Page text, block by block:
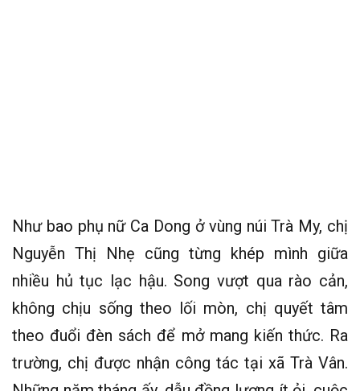
Như bao phụ nữ Ca Dong ở vùng núi Trà My, chị
Nguyễn Thị Nhẹ cũng từng khép mình giữa
nhiều hủ tục lạc hậu. Song vượt qua rào cản,
không chịu sống theo lối mòn, chị quyết tâm
theo đuổi đèn sách để mở mang kiến thức. Ra
trường, chị được nhận công tác tại xã Trà Vân.